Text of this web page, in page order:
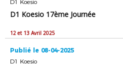
D1 Koesio
D1 Koesio 17ème Journée
12 et 13 Avril 2025
Publié le 08-04-2025
D1 Koesio